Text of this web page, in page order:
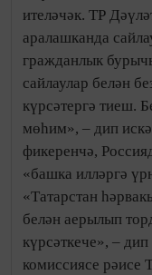
ителәчәк. ТР
аралашканда
гражданлык
сайлаулар белән
күрсәтергә тиеш.
мөһим», – дип
фикеренчә,
«башка илләргә
«Татарстан
белән аерылып
күрсәткече», –
комиссиясе рәисе